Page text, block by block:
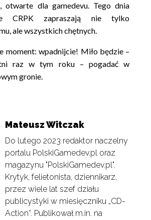
otwarte dla gamedevu. Tego dnia
CRPK zapraszają nie tylko
ale wszystkich chętnych.
moment: wpadnijcie! Miło będzie –
raz w tym roku – pogadać w
gronie.
Mateusz Witczak
Do lutego 2023 redaktor naczelny
portalu PolskiGamedev.pl oraz
magazynu "PolskiGamedev.pl".
Krytyk, felietonista, dziennikarz,
przez wiele lat szef działu
publicystyki w miesięczniku „CD-
Action”. Publikował m.in. na